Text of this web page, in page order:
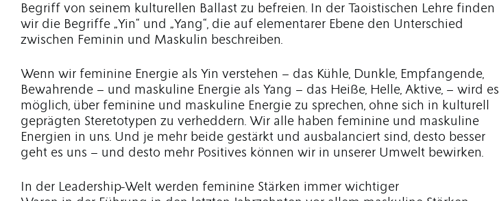
Begriff von seinem kulturellen Ballast zu befreien. In der Taoistischen Lehre finden
wir die Begriffe „Yin“ und „Yang“, die auf elementarer Ebene den Unterschied
zwischen Feminin und Maskulin beschreiben.
Wenn wir feminine Energie als Yin verstehen – das Kühle, Dunkle, Empfangende,
Bewahrende – und maskuline Energie als Yang – das Heiße, Helle, Aktive, – wird es
möglich, über feminine und maskuline Energie zu sprechen, ohne sich in kulturell
geprägten Steretotypen zu verheddern. Wir alle haben feminine und maskuline
Energien in uns. Und je mehr beide gestärkt und ausbalanciert sind, desto besser
geht es uns – und desto mehr Positives können wir in unserer Umwelt bewirken.
In der Leadership-Welt werden feminine Stärken immer wichtiger